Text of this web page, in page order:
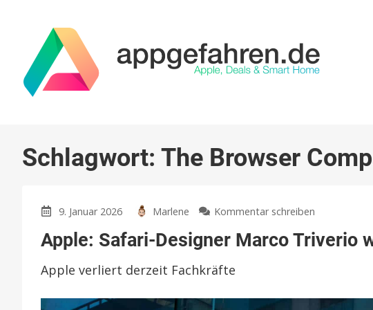
Schlagwort: The Browser
9. Januar 2026 Marlene Kommentar schreiben
Safari-
wechselt
Apple: Safari-Designer Marco Triverio
Apple verliert derzeit Fachkräfte